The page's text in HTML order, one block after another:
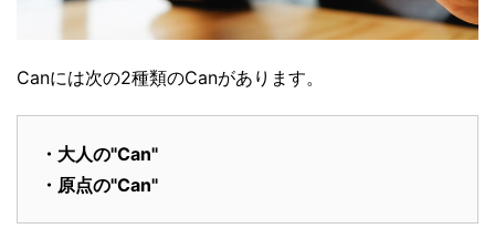
Canには次の2種類のCanがあります。
・大人の"Can"
・原点の"Can"